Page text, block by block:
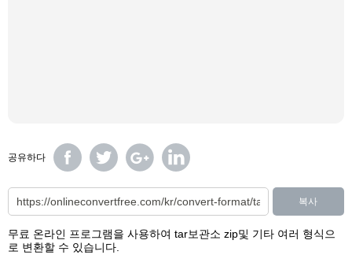
공유하다
복사
무료 온라인 프로그램을 사용하여 tar보관소 zip및 기타 여러 형식으
로 변환할 수 있습니다.